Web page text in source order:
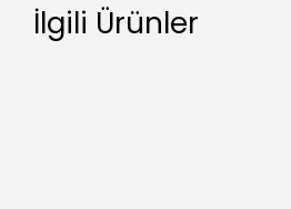
İlgili Ürünler